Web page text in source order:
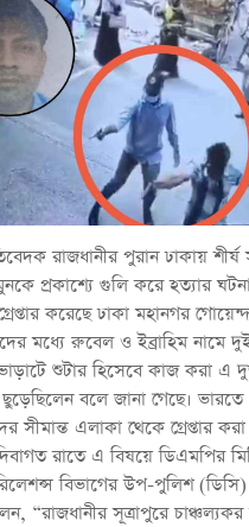
রাজধানীর পুরান ঢাকায় শীর্ষ
প্রকাশ্যে গুলি করে হত্যার
করেছে ঢাকা মহানগর
মধ্যে রুবেল ও ইব্রাহিম নামে
শুটার হিসেবে কাজ করা এ
বলে জানা গেছে। ভারতে
সীমান্ত এলাকা থেকে গ্রেপ্তার
রাতে এ বিষয়ে ডিএমপির
বিভাগের উপ-পুলিশ
“রাজধানীর সূত্রাপুরে